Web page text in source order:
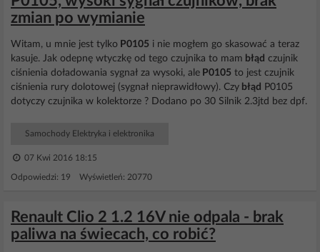
zmian po wymianie
Witam, u mnie jest tylko P0105 i nie mogłem go skasować a teraz
kasuje. Jak odepnę wtyczkę od tego czujnika to mam błąd czujnik
ciśnienia doładowania sygnał za wysoki, ale P0105 to jest czujnik
ciśnienia rury dolotowej (sygnał nieprawidłowy). Czy błąd P0105
dotyczy czujnika w kolektorze ? Dodano po 30 Silnik 2.3jtd bez dpf.
Samochody Elektryka i elektronika
07 Kwi 2016 18:15
Odpowiedzi: 19 Wyświetleń: 20770
Renault Clio 2 1.2 16V nie odpala - brak
paliwa na świecach, co robić?